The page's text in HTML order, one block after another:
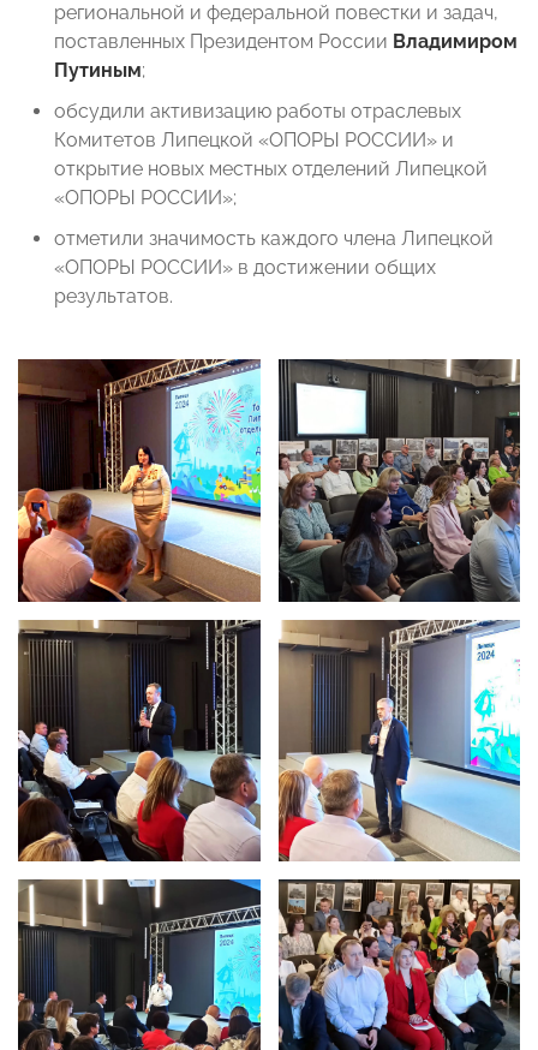
региональной и федеральной повестки и задач,
поставленных Президентом России Владимиром
Путиным;
обсудили активизацию работы отраслевых
Комитетов Липецкой «ОПОРЫ РОССИИ» и
открытие новых местных отделений Липецкой
«ОПОРЫ РОССИИ»;
отметили значимость каждого члена Липецкой
«ОПОРЫ РОССИИ» в достижении общих
результатов.